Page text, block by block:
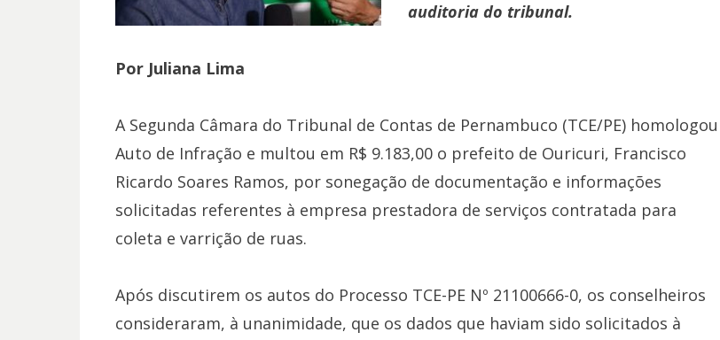
auditoria do tribunal.
Por Juliana Lima
A Segunda Câmara do Tribunal de Contas de Pernambuco (TCE/PE) homologou
Auto de Infração e multou em R$ 9.183,00 o prefeito de Ouricuri, Francisco
Ricardo Soares Ramos, por sonegação de documentação e informações
solicitadas referentes à empresa prestadora de serviços contratada para
coleta e varrição de ruas.
Após discutirem os autos do Processo TCE-PE Nº 21100666-0, os conselheiros
consideraram, à unanimidade, que os dados que haviam sido solicitados à